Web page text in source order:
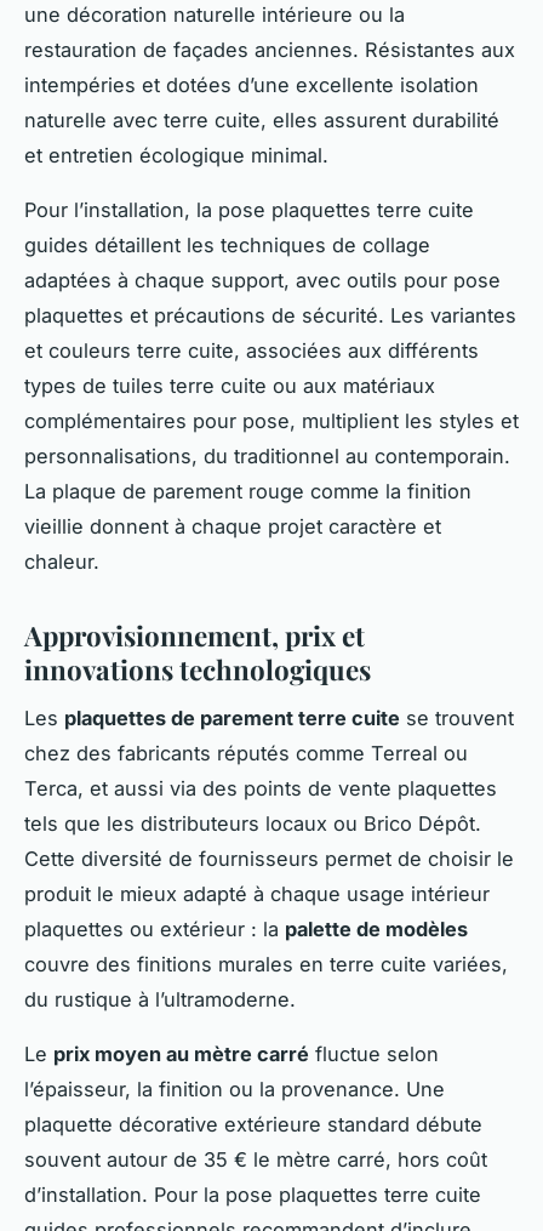
une décoration naturelle intérieure ou la
restauration de façades anciennes. Résistantes aux
intempéries et dotées d’une excellente isolation
naturelle avec terre cuite, elles assurent durabilité
et entretien écologique minimal.
Pour l’installation, la pose plaquettes terre cuite
guides détaillent les techniques de collage
adaptées à chaque support, avec outils pour pose
plaquettes et précautions de sécurité. Les variantes
et couleurs terre cuite, associées aux différents
types de tuiles terre cuite ou aux matériaux
complémentaires pour pose, multiplient les styles et
personnalisations, du traditionnel au contemporain.
La plaque de parement rouge comme la finition
vieillie donnent à chaque projet caractère et
chaleur.
Approvisionnement, prix et
innovations technologiques
Les plaquettes de parement terre cuite se trouvent
chez des fabricants réputés comme Terreal ou
Terca, et aussi via des points de vente plaquettes
tels que les distributeurs locaux ou Brico Dépôt.
Cette diversité de fournisseurs permet de choisir le
produit le mieux adapté à chaque usage intérieur
plaquettes ou extérieur : la palette de modèles
couvre des finitions murales en terre cuite variées,
du rustique à l’ultramoderne.
Le prix moyen au mètre carré fluctue selon
l’épaisseur, la finition ou la provenance. Une
plaquette décorative extérieure standard débute
souvent autour de 35 € le mètre carré, hors coût
d’installation. Pour la pose plaquettes terre cuite